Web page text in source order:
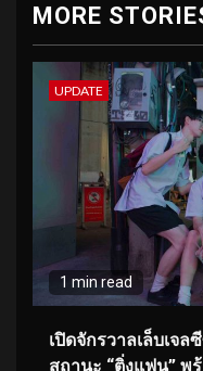
MORE
UPDATE
1 min read
เปิดจักรวาลเล็บเจล
สถานะ “ติ่งแฟน” พ